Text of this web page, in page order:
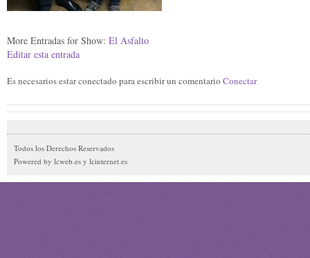
More Entradas for Show: El Asfalto
Editar esta entrada
Es necesarios estar conectado para escribir un comentario Conectar
Todos los Derechos Reservados
Powered by lcweb.es y lcinternet.es